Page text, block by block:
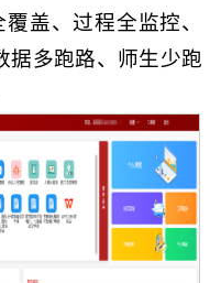
盖、过程全监控、
据多跑路、师生少跑